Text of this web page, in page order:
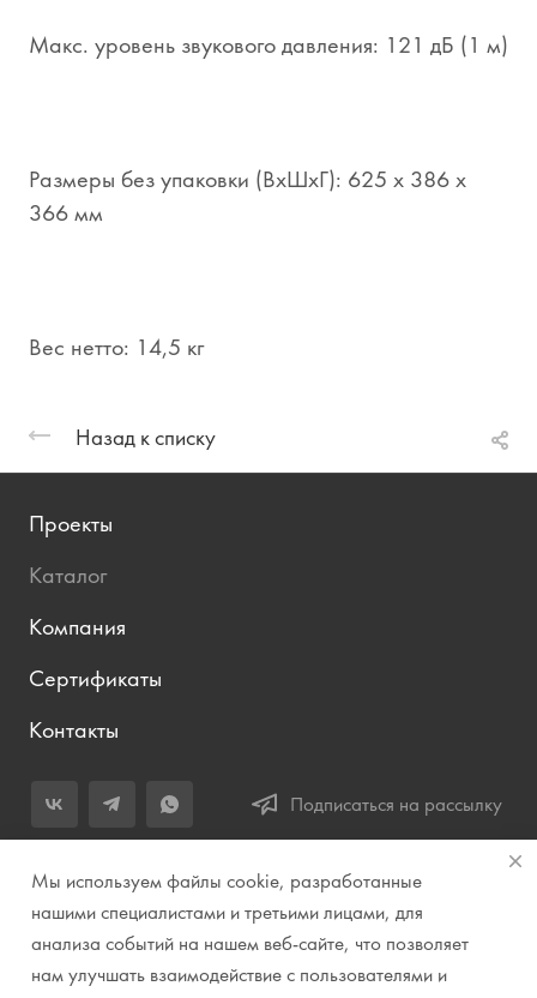
Макс. уровень звукового давления: 121 дБ (1 м)
Размеры без упаковки (ВхШхГ): 625 х 386 х
366 мм
Вес нетто: 14,5 кг
Назад к списку
Проекты
Каталог
Компания
Сертификаты
Контакты
Подписаться на рассылку
+7 (343) 283-04-11
Заказать звонок
info@prirodazvuka.ru
620144, г. Екатеринбург, ул. Хохрякова, д. 98, салон 27, ТЦ
Мы используем файлы cookie, разработанные
нашими специалистами и третьими лицами, для
анализа событий на нашем веб-сайте, что позволяет
нам улучшать взаимодействие с пользователями и